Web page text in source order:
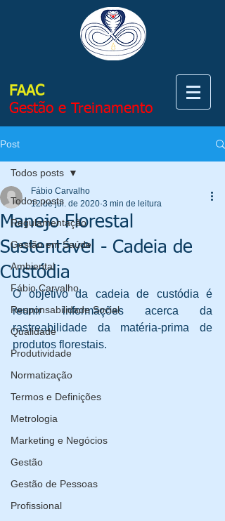
FAAC
Gestão e Treinamento
Post
Todos posts
Regulamentação
Gestão em Saúde
Ambiental
Fábio Carvalho
Responsabilidade Social
Qualidade
Produtividade
Normatização
Termos e Definições
Metrologia
Marketing e Negócios
Gestão
Gestão de Pessoas
Profissional
Todos posts
Manejo Florestal
Sustentável - Cadeia de
Custódia
Fábio Carvalho
12 de jul. de 2020 3 min de leitura
O objetivo da cadeia de custódia é
reunir informações acerca da
rastreabilidade da matéria-prima de
produtos florestais.